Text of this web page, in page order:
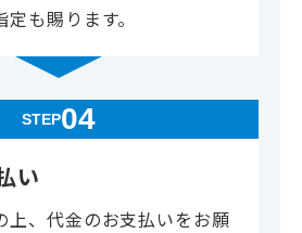
も賜ります。
STEP04
い
上、代金のお支払いをお願